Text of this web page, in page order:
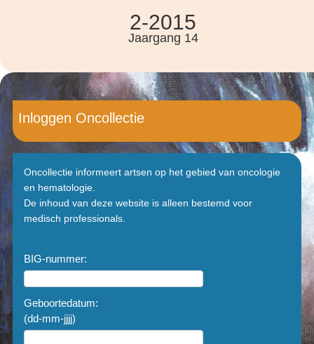
2-2015
Jaargang 14
Inloggen Oncollectie
Oncollectie informeert artsen op het gebied van oncologie
en hematologie.
De inhoud van deze website is alleen bestemd voor
medisch professionals.
BIG-nummer:
Geboortedatum:
(dd-mm-jjjj)